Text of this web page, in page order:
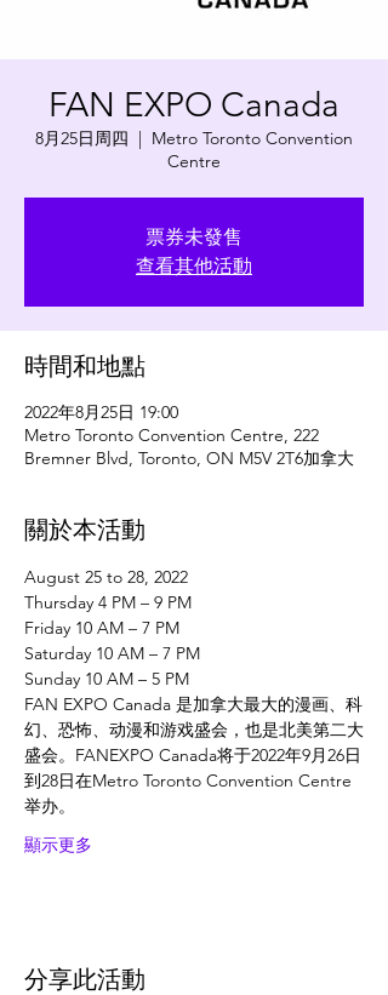
FAN EXPO Canada
8月25日周四
  |
Metro Toronto Convention
Centre
票券未發售
查看其他活動
時間和地點
2022年8月25日 19:00
Metro Toronto Convention Centre, 222
Bremner Blvd, Toronto, ON M5V 2T6加拿大
關於本活動
August 25 to 28, 2022
Thursday 4 PM – 9 PM
Friday 10 AM – 7 PM
Saturday 10 AM – 7 PM
Sunday 10 AM – 5 PM
FAN EXPO Canada 是加拿大最大的漫画、科
幻、恐怖、动漫和游戏盛会，也是北美第二大
盛会。FANEXPO Canada将于2022年9月26日
到28日在Metro Toronto Convention Centre
举办。
顯示更多
分享此活動